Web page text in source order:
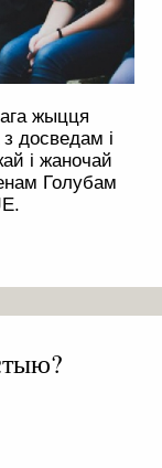
жыцця
досведам і
і жаночай
Голубам